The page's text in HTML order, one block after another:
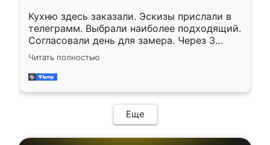
Кухню здесь заказали. Эскизы прислали в
телеграмм. Выбрали наиболее подходящий.
Согласовали день для замера. Через 3
недели кухня была уже готова. Остались
довольны работой. Спасибо Ренессанс
мебель за качественную работу!
Читать полностью
Еще